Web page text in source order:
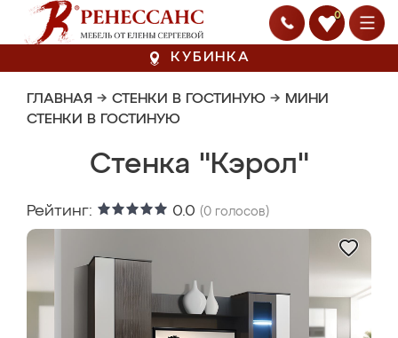
0
КУБИНКА
ГЛАВНАЯ → СТЕНКИ В ГОСТИНУЮ → МИНИ
СТЕНКИ В ГОСТИНУЮ
Стенка "Кэрол"
Рейтинг: 0.0 (0 голосов)